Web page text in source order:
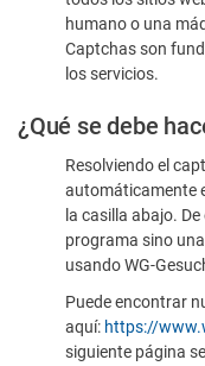
humano
humano o una
Captchas son
los servicios.
¿Qué se debe
Resolviendo el
automáticamente
la casilla abajo.
programa sino
usando WG-
Puede encontrar
aquí: https://
siguiente página